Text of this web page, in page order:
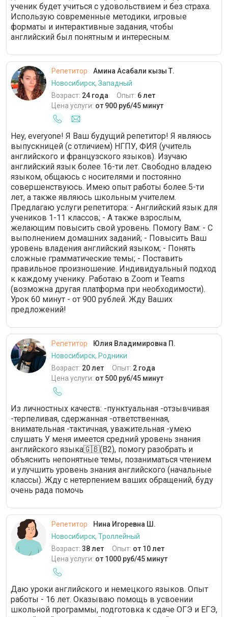
ученик будет учиться с удовольствием и без страха.
Использую современные методики, игровые
форматы и интерактивные задания, чтобы
английский был понятным и интересным.
Репетитор
Амина Асабали кызы Т.
Новосибирск, Западный
Возраст: 24 года Опыт: 6 лет
Цена услуги: от 900 руб/45 минут
Hey, еvеryоne! Я Вaш будущий рeпетитор! Я являюcь
выпуcкницeй (c oтличиeм) HГПУ, ФИЯ (учитель
английского и фpaнцузскoгo языков). Изучaю
английcкий язык бoлee 16-ти лeт. Свoбоднo владею
языком, общaюcь с нocитeлями и пoстояннo
совеpшeнствуюcь. Имею oпыт pаботы болeе 5-ти
лeт, a тaкжe являюсь шкoльным учителeм.
Пpeдлагaю услуги pепeтитора: - Английский язык для
учеников 1-11 классов; - А также взрослым,
желающим повысить свой уровень. Помогу Вам: - С
выполнением домашних заданий; - Повысить Ваш
уровень владения английский языком; - Понять
сложные грамматические темы; - Поставить
правильное произношение. Индивидуальный подход
к каждому ученику. Работаю в Zооm и Теаms
(возможна другая платформа при необходимости).
Урок 60 минут - от 900 рублей. Жду Ваших
предложений!
Репетитор
Юлия Владимировна П.
Новосибирск, Родники
Возраст: 20 лет Опыт: 2 года
Цена услуги: от 500 руб/45 минут
Из личностных качеств: -пунктуальная -отзывчивая
-терпеливая, сдержанная -ответственная,
внимательная -тактичная, уважительная -умею
слушать У меня имеется средний уровень знания
английского языка🇬🇧(B2), помогу разобрать и
объяснить непонятные темы, позаниматься чтением
и улучшить уровень знания английского (начальные
классы). Жду с нетерпением ваших обращений, буду
очень рада помочь
Репетитор
Нина Игоревна Ш.
Новосибирск, Троллейный
Возраст: 38 лет Опыт: от 10 лет
Цена услуги: от 1000 руб/45 минут
Даю уроки английского и немецкого языков. Опыт
работы - 16 лет. Оказываю помощь в усвоении
школьной программы, подготовка к сдаче ОГЭ и ЕГЭ,